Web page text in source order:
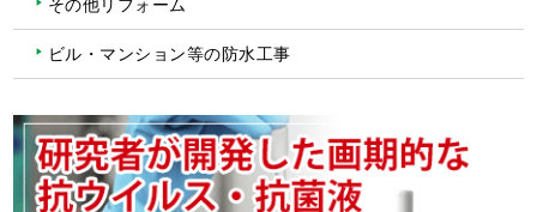
ビル・マンション等の防水工事